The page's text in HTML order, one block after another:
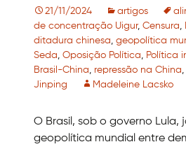
21/11/2024 artigos
de concentração Uigur, Censura,
ditadura chinesa, geopolítica
Seda, Oposição Política, Política
Brasil-China, repressão na China,
Jinping
Madeleine Lacsko
O Brasil, sob o governo
geopolítica mundial entre